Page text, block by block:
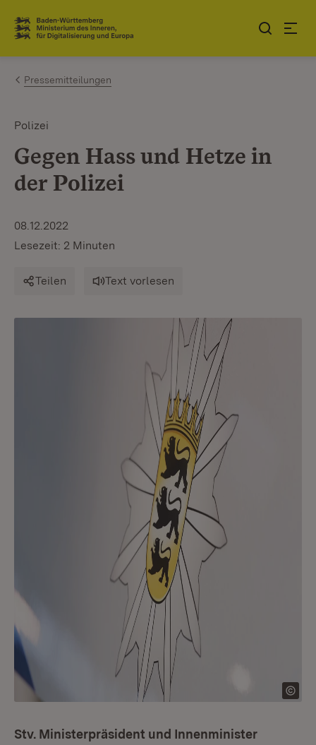
Zum Inhalt springen
Link zur Startseite
Pressemitteilungen
Polizei
Gegen Hass und Hetze in
der Polizei
08.12.2022
Lesezeit: 2 Minuten
Teilen Text vorlesen
Stv. Ministerpräsident und Innenminister